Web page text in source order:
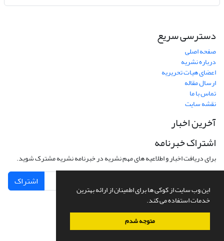
این وب سایت از کوکی ها برای اطمینان از ارائه بهترین
خدمات استفاده می کند.
متوجه شدم
دسترسی سریع
صفحه اصلی
درباره نشریه
اعضای هیات تحریریه
ارسال مقاله
تماس با ما
نقشه سایت
آخرین اخبار
اشتراک خبرنامه
برای دریافت اخبار و اطلاعیه های مهم نشریه در خبرنامه نشریه مشترک شوید.
اشتراک
سامانه مدیریت نشریات علمی.طراحی و پیاده سازی ازسیناوب